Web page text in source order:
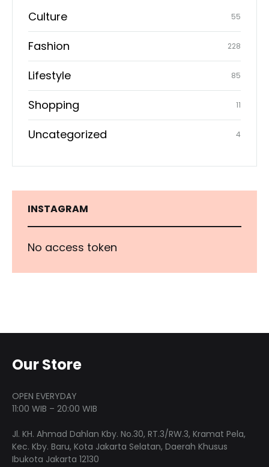
Culture 55
Fashion 228
Lifestyle 85
Shopping 11
Uncategorized 4
INSTAGRAM
No access token
Our Store
OPEN EVERYDAY
11:00 WIB – 20:00 WIB
Jl. KH. Ahmad Dahlan Kby. No.30, RT.3/RW.3, Kramat Pela,
Kec. Kby. Baru, Kota Jakarta Selatan, Daerah Khusus
Ibukota Jakarta 12130